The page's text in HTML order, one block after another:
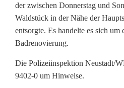
e
l
t
s
der zwischen Donnerstag und
Waldstück in der Nähe der
entsorgte. Es handelte es sich um
Badrenovierung.
Die Polizeiinspektion Neustadt/
9402-0 um Hinweise.